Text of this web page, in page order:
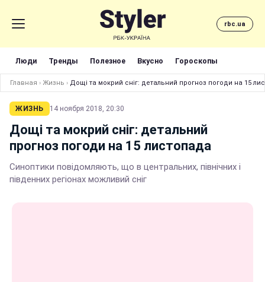
rbc.ua
Люди Тренды Полезное Вкусно Гороскопы
Главная › Жизнь › Дощі та мокрий сніг: детальний прогноз погоди на 15
ЖИЗНЬ 14 ноября 2018, 20:30
Дощі та мокрий сніг: детальний
прогноз погоди на 15 листопада
Синоптики повідомляють, що в центральних, північних і
південних регіонах можливий сніг